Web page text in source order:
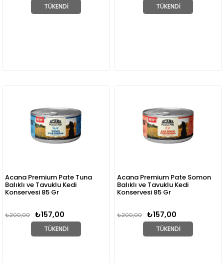
TÜKENDI TÜKENDI
TÜKENDI
Acana Premium Pate Tuna
Balıklı ve Tavuklu Kedi
Konservesi 85 Gr
₺157,00
₺200,00
TÜKENDI
Acana Premium Pate Somon
Balıklı ve Tavuklu Kedi
Konservesi 85 Gr
₺157,00
₺200,00